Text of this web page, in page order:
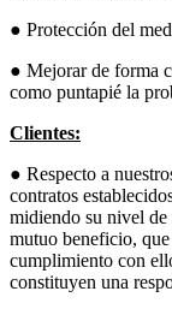
● Protección del
● Mejorar de forma
como puntapié la
Clientes:
● Respecto a
contratos
midiendo su nivel de
mutuo beneficio,
cumplimiento con
constituyen una